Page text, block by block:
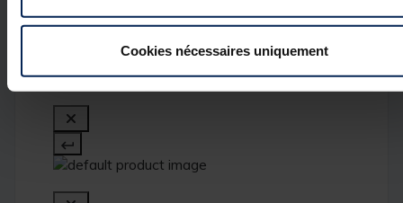
Cookies nécessaires uniquement